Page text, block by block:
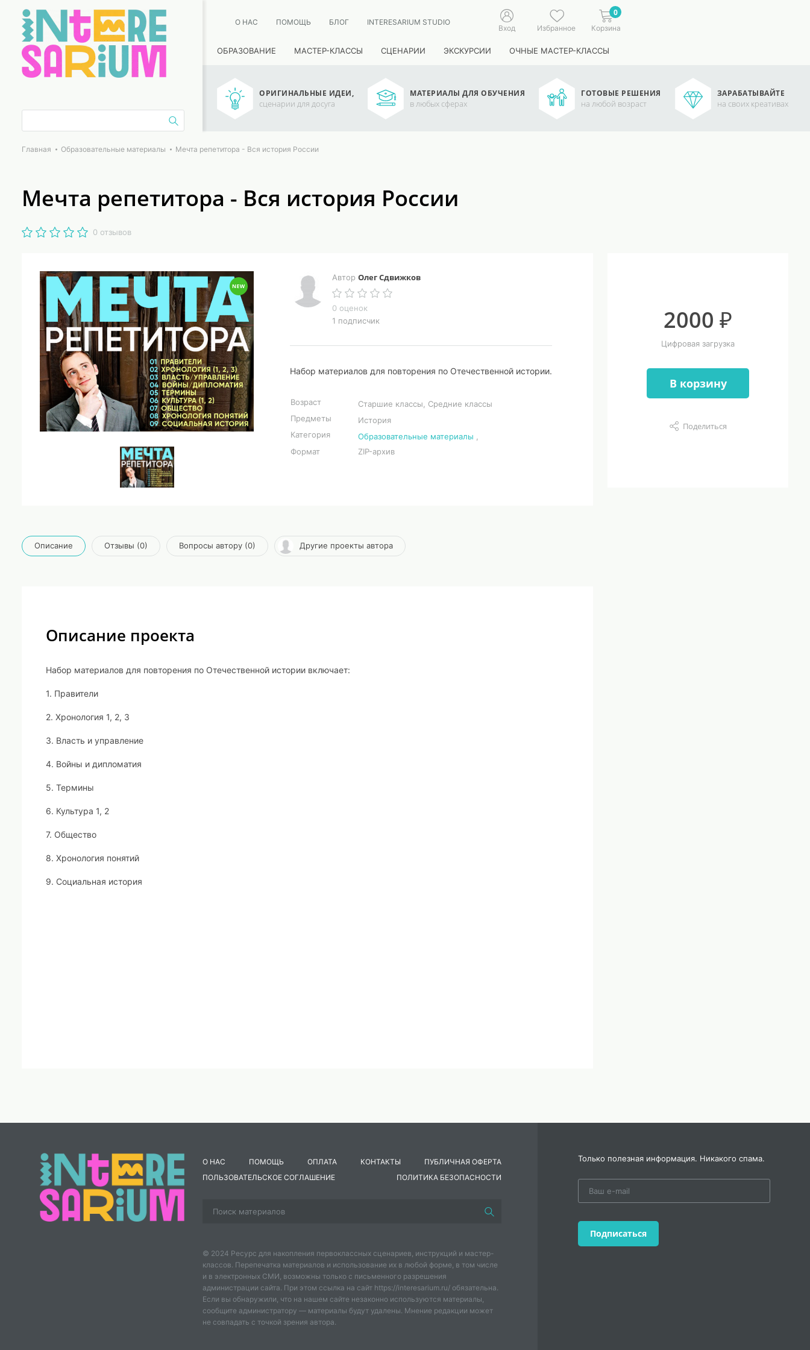
О НАС ПОМОЩЬ БЛОГ INTERESARIUM STUDIO
Вход Избранное
0
Корзина
ОБРАЗОВАНИЕ МАСТЕР-КЛАССЫ СЦЕНАРИИ ЭКСКУРСИИ ОЧНЫЕ МАСТЕР-КЛАССЫ
ОРИГИНАЛЬНЫЕ ИДЕИ,
сценарии для досуга
МАТЕРИАЛЫ ДЛЯ ОБУЧЕНИЯ
в любых сферах
ГОТОВЫЕ РЕШЕНИЯ
на любой возраст
ЗАРАБАТЫВАЙТЕ
на своих креативах
Главная Образовательные материалы Мечта репетитора - Вся история России
Мечта репетитора - Вся история России
0 отзывов
Автор Олег Сдвижков
0 оценок
1 подписчик
Набор материалов для повторения по Отечественной истории.
Возраст
Старшие классы, Средние классы
Предметы
История
Категория
Образовательные материалы
Формат
ZIP-архив
2000 ₽
Цифровая загрузка
В корзину
Поделиться
Описание Отзывы (0) Вопросы автору (0) Другие проекты автора
Описание проекта
Набор материалов для повторения по Отечественной истории включает:
1. Правители
2. Хронология 1, 2, 3
3. Власть и управление
4. Войны и дипломатия
5. Термины
6. Культура 1, 2
7. Общество
8. Хронология понятий
9. Социальная история
О НАС ПОМОЩЬ ОПЛАТА КОНТАКТЫ
ПУБЛИЧНАЯ ОФЕРТА
ПОЛЬЗОВАТЕЛЬСКОЕ СОГЛАШЕНИЕ
ПОЛИТИКА БЕЗОПАСНОСТИ
© 2024 Ресурс для накопления первоклассных сценариев, инструкций и мастер-
классов. Перепечатка материалов и использование их в любой форме, в том числе
и в электронных СМИ, возможны только с письменного разрешения
администрации сайта. При этом ссылка на сайт https://interesarium.ru/ обязательна.
Если вы обнаружили, что на нашем сайте незаконно используются материалы,
сообщите администратору — материалы будут удалены. Мнение редакции может
не совпадать с точкой зрения автора.
Только полезная информация. Никакого спама.
Подписаться